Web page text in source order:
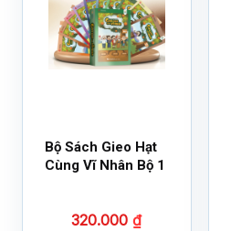
Bộ Sách Gieo Hạt
Cùng Vĩ Nhân Bộ 1
320.000₫